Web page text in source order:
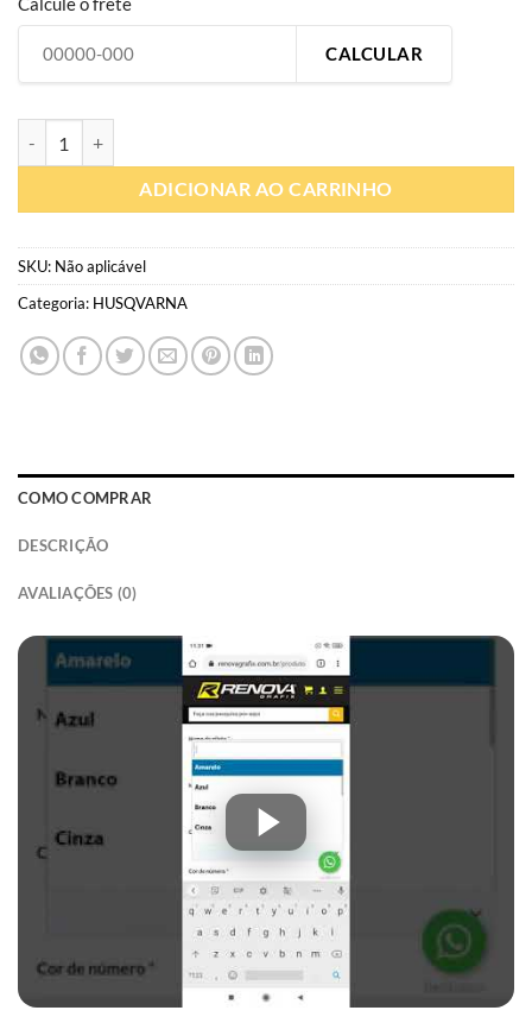
CALCULAR
ADICIONAR AO CARRINHO
SKU: Não aplicável
Categoria: HUSQVARNA
COMO COMPRAR
DESCRIÇÃO
AVALIAÇÕES (0)